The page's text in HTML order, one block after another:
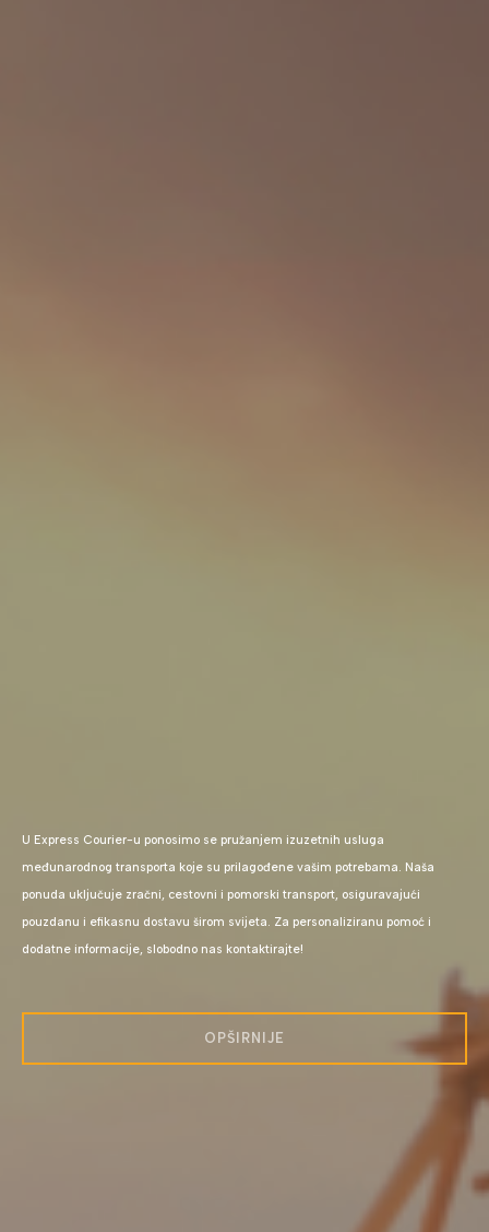
U Express Courier-u ponosimo se pružanjem izuzetnih usluga
međunarodnog transporta koje su prilagođene vašim potrebama. Naša
ponuda uključuje zračni, cestovni i pomorski transport, osiguravajući
pouzdanu i efikasnu dostavu širom svijeta. Za personaliziranu pomoć i
dodatne informacije, slobodno nas kontaktirajte!
OPŠIRNIJE